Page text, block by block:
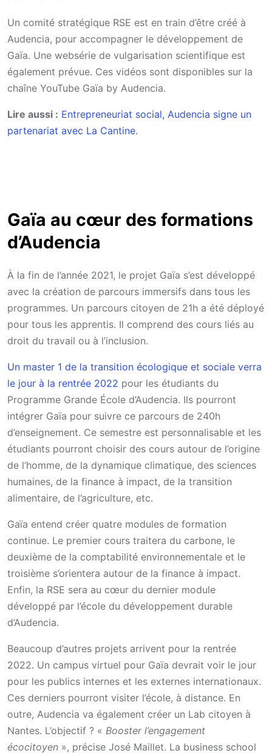
Un comité stratégique RSE est en train d’être créé à
Audencia, pour accompagner le développement de
Gaïa. Une websérie de vulgarisation scientifique est
également prévue. Ces vidéos sont disponibles sur la
chaîne YouTube Gaïa by Audencia.
Lire aussi : Entrepreneuriat social, Audencia signe un
partenariat avec La Cantine.
Gaïa au cœur des formations
d’Audencia
À la fin de l’année 2021, le projet Gaïa s’est développé
avec la création de parcours immersifs dans tous les
programmes. Un parcours citoyen de 21h a été déployé
pour tous les apprentis. Il comprend des cours liés au
droit du travail ou à l’inclusion.
Un master 1 de la transition écologique et sociale verra
le jour à la rentrée 2022 pour les étudiants du
Programme Grande École d’Audencia. Ils pourront
intégrer Gaïa pour suivre ce parcours de 240h
d’enseignement. Ce semestre est personnalisable et les
étudiants pourront choisir des cours autour de l’origine
de l’homme, de la dynamique climatique, des sciences
humaines, de la finance à impact, de la transition
alimentaire, de l’agriculture, etc.
Gaïa entend créer quatre modules de formation
continue. Le premier cours traitera du carbone, le
deuxième de la comptabilité environnementale et le
troisième s’orientera autour de la finance à impact.
Enfin, la RSE sera au cœur du dernier module
développé par l’école du développement durable
d’Audencia.
Beaucoup d’autres projets arrivent pour la rentrée
2022. Un campus virtuel pour Gaïa devrait voir le jour
pour les publics internes et les externes internationaux.
Ces derniers pourront visiter l’école, à distance. En
outre, Audencia va également créer un Lab citoyen à
Nantes. L’objectif ? « Booster l’engagement
écocitoyen », précise José Maillet. La business school